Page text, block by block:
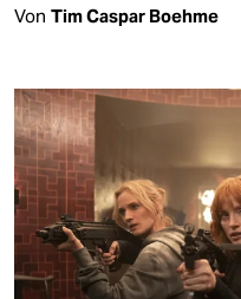
Von Tim Caspar Boehme